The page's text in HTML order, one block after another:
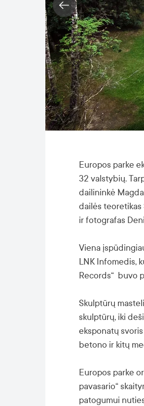
Europos parke
32 valstybių.
dailininkė
dailės teoretikas
ir fotografas
Viena
LNK Infomedis,
Records“ buvo
Skulptūrų
skulptūrų, iki
eksponatų
betono ir kitų
Europos parke
pavasario“
patogumui